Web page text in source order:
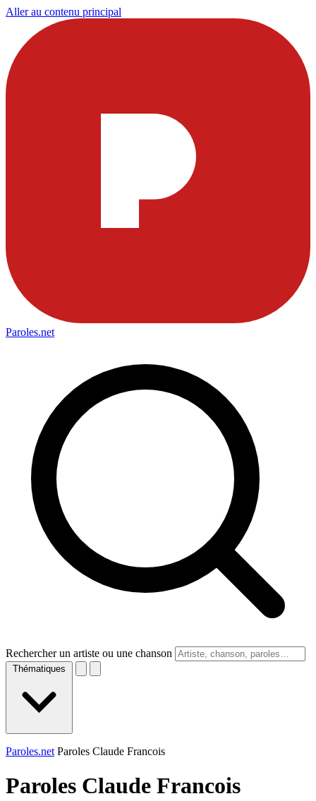
Aller au contenu principal
Paroles.net
Rechercher un artiste ou une chanson
Thématiques
Paroles.net Paroles Claude Francois
Paroles Claude Francois